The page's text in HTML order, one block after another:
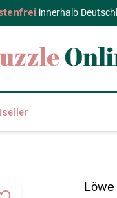
innerhalb
Löwe